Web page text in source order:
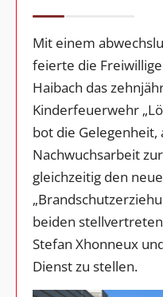
Mit einem
feierte die
Haibach das
Kinderfeuerwehr
bot die
Nachwuchsarbeit
gleichzeitig den
beiden
Stefan Xhonneux
Dienst zu stellen.